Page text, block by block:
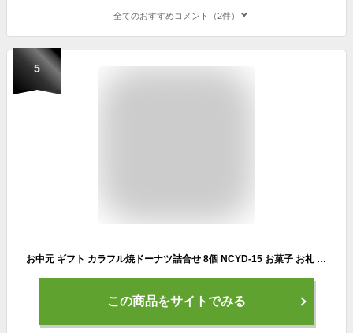
全てのおすすめコメント（2件）
5
お中元 ギフト カラフル焼ドーナツ詰合せ 8個 NCYD-15 お菓子 お礼 お返し お祝い 出産お祝い 出産内祝い 結婚内祝い
この商品をサイトでみる